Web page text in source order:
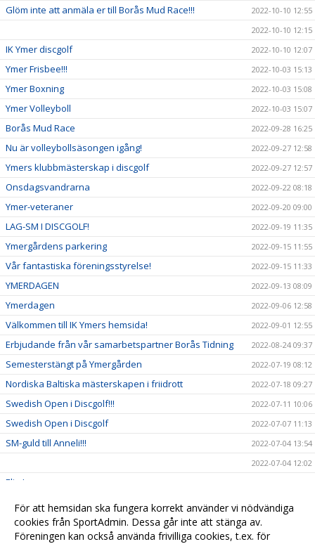
Glöm inte att anmäla er till Borås Mud Race!!!
2022-10-10 12:55
2022-10-10 12:15
IK Ymer discgolf 2022-10-10 12:07
Ymer Frisbee!!! 2022-10-03 15:13
Ymer Boxning 2022-10-03 15:08
Ymer Volleyboll 2022-10-03 15:07
Borås Mud Race 2022-09-28 16:25
Nu är volleybollsäsongen igång! 2022-09-27 12:58
Ymers klubbmästerskap i discgolf 2022-09-27 12:57
Onsdagsvandrarna 2022-09-22 08:18
Ymer-veteraner 2022-09-20 09:00
LAG-SM I DISCGOLF! 2022-09-19 11:35
Ymergårdens parkering 2022-09-15 11:55
Vår fantastiska föreningsstyrelse! 2022-09-15 11:33
YMERDAGEN 2022-09-13 08:09
Ymerdagen 2022-09-06 12:58
Välkommen till IK Ymers hemsida! 2022-09-01 12:55
Erbjudande från vår samarbetspartner Borås Tidning 2022-08-24 09:37
Semesterstängt på Ymergården 2022-07-19 08:12
Nordiska Baltiska mästerskapen i friidrott 2022-07-18 09:27
Swedish Open i Discgolf!!! 2022-07-11 10:06
Swedish Open i Discgolf 2022-07-07 11:13
SM-guld till Anneli!!!
2022-07-04 13:54
2022-07-04 12:02
Elin Larsson
Save the date 1! 2022-06-28 13:19
Save the date 2!
2022-06-28 13:18
2022-06-28 11:00
För att hemsidan ska fungera korrekt använder vi nödvändiga
cookies från SportAdmin. Dessa går inte att stänga av.
Föreningen kan också använda frivilliga cookies, t.ex. för